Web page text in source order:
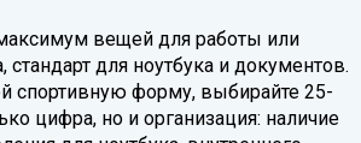
вещей для работы или
стандарт для ноутбука и документов.
спортивную форму, выбирайте 25-
цифра, но и организация: наличие